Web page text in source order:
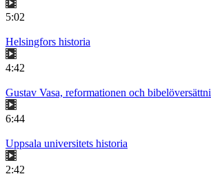
5:02
Helsingfors historia
4:42
Gustav Vasa, reformationen och
6:44
Uppsala universitets historia
2:42